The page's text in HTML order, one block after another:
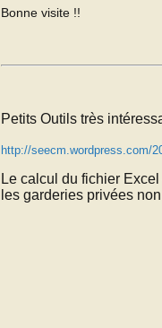
Bonne visite !!
Petits Outils très
http://seecm.wordpress.com/
Le calcul du fichier
les garderies privées